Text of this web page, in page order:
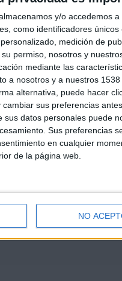
y/o accedemos
como identificadores
medición de
su permiso, nosotros y
mediante las
a nosotros y a nuestros
alternativa, puede hacer
sus preferencias
sus datos personales puede
Sus preferencias
en cualquier
de la página web.
NO
solo en cines…